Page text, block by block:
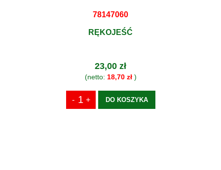
78147060
RĘKOJEŚĆ
23,00 zł
(netto: 18,70 zł)
DO KOSZYKA